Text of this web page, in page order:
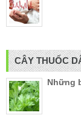
CÂY THUỐC
Những